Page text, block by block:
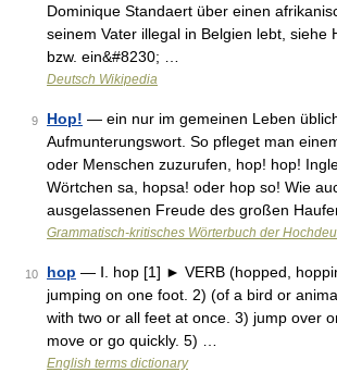
Dominique Standaert über einen
seinem Vater illegal in Belgien lebt, siehe
bzw. ein&#8230; …
Deutsch Wikipedia
9 Hop! — ein nur im gemeinen Leben
Aufmunterungswort. So pfleget man
oder Menschen zuzurufen, hop! hop!
Wörtchen sa, hopsa! oder hop so! Wie
ausgelassenen Freude des großen
Grammatisch-kritisches Wörterbuch der
10 hop — Ⅰ. hop [1] ► VERB (hopped,
jumping on one foot. 2) (of a bird or
with two or all feet at once. 3) jump over
move or go quickly. 5) …
English terms dictionary